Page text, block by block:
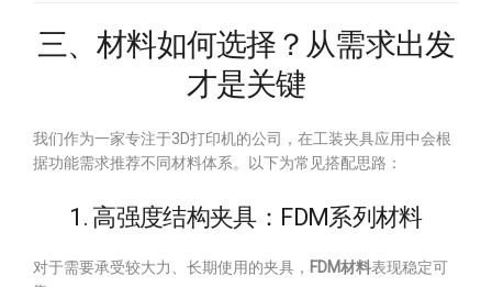
三、材料如何选择？从需求出发
才是关键
我们作为一家专注于3D打印机的公司，在工装夹具应用中会根
据功能需求推荐不同材料体系。以下为常见搭配思路：
1. 高强度结构夹具：FDM系列材料
对于需要承受较大力、长期使用的夹具， FDM材料表现稳定可